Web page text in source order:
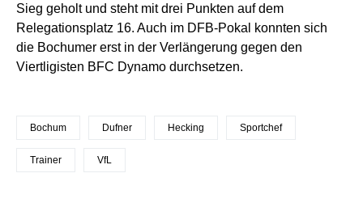
Sieg geholt und steht mit drei Punkten auf dem
Relegationsplatz 16. Auch im DFB-Pokal konnten sich
die Bochumer erst in der Verlängerung gegen den
Viertligisten BFC Dynamo durchsetzen.
Bochum Dufner Hecking Sportchef
Trainer VfL